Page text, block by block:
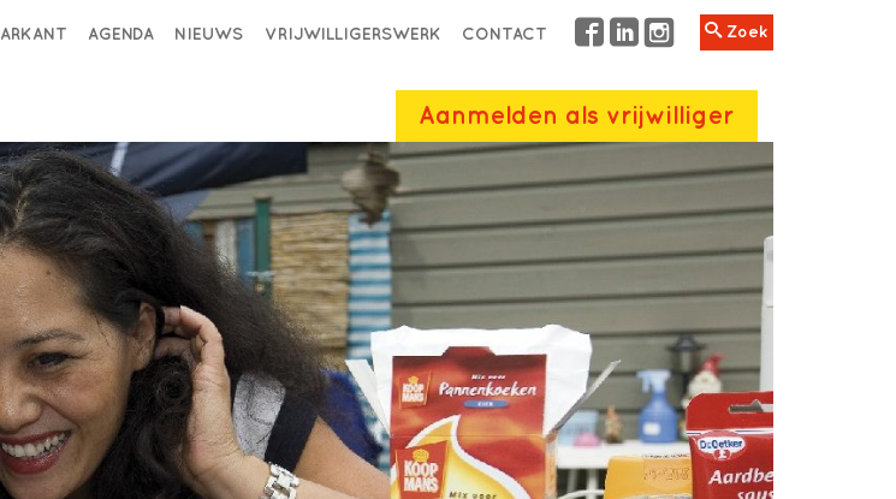
AGENDA NIEUWS VRIJWILLIGERSWERK CONTACT Zoek
Aanmelden als vrijwilliger